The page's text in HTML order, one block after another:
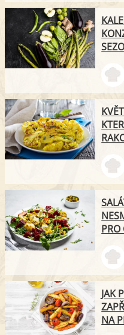
PRO
JAK
NA